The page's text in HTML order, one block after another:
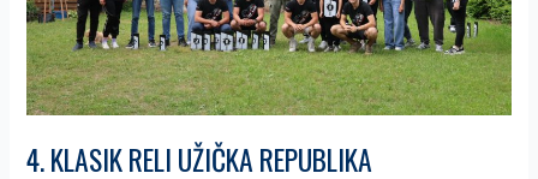
4. KLASIK RELI UŽIČKA REPUBLIKA